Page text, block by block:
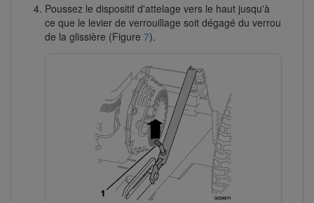
Poussez le dispositif d'attelage vers le haut jusqu'à
ce que le levier de verrouillage soit dégagé du verrou
de la glissière (Figure 7).